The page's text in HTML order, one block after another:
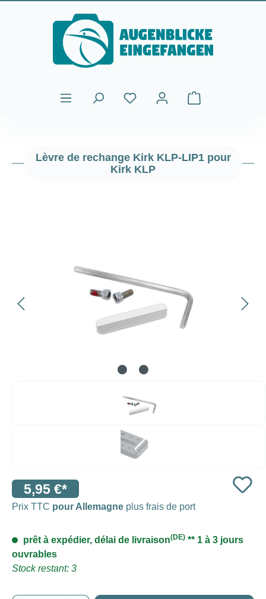
Passer au contenu principal
Le panier
Lèvre de rechange Kirk KLP-LIP1 pour
Kirk KLP
5,95 €*
Prix TTC pour Allemagne plus frais de port
prêt à expédier, délai de livraison(DE) ** 1 à 3 jours
ouvrables
Stock restant: 3